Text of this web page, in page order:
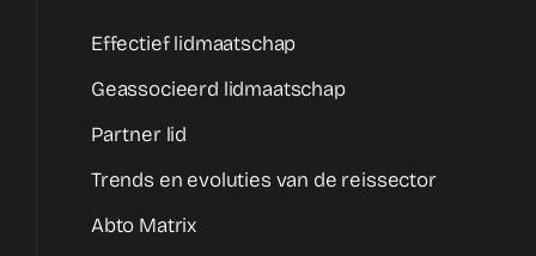
Effectief lidmaatschap
Geassocieerd lidmaatschap
Partner lid
Trends en evoluties van de reissector
Abto Matrix